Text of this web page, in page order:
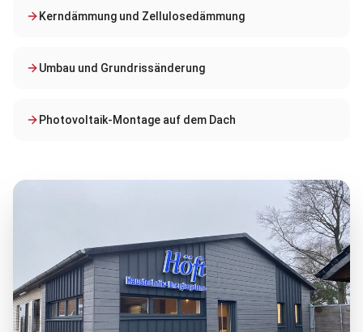
Kerndämmung und Zellulosedämmung
Umbau und Grundrissänderung
Photovoltaik-Montage auf dem Dach